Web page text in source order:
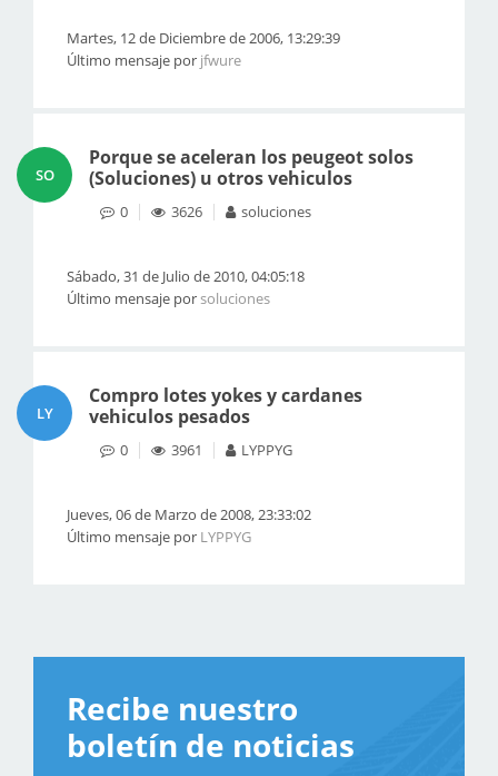
Martes, 12 de Diciembre de 2006, 13:29:39
Último mensaje por jfwure
SO
Porque se aceleran los peugeot solos
(Soluciones) u otros vehiculos
0 3626 soluciones
Sábado, 31 de Julio de 2010, 04:05:18
Último mensaje porsoluciones
LY
Compro lotes yokes y cardanes
vehiculos pesados
0 3961 LYPPYG
Jueves, 06 de Marzo de 2008, 23:33:02
Último mensaje por LYPPYG
Recibe nuestro
boletín de noticias